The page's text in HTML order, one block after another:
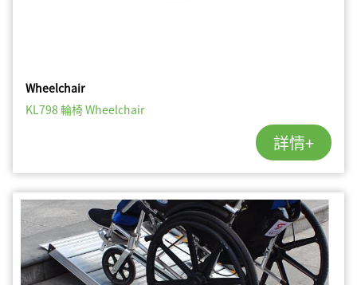
Wheelchair
KL798 輪椅 Wheelchair
詳情+